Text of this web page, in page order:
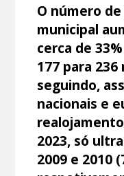
O número
municipal
cerca de
177 para
seguindo,
nacionais e
2023, só
2009 e 2010